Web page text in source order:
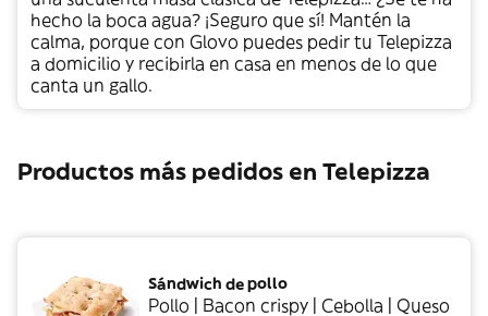
hecho la boca agua? ¡Seguro que sí! Mantén la
calma, porque con Glovo puedes pedir tu Telepizza
a domicilio y recibirla en casa en menos de lo que
canta un gallo.
Productos más pedidos en Telepizza
Sándwich de pollo
Pollo | Bacon crispy | Cebolla | Queso